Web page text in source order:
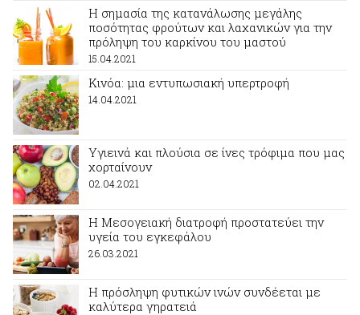
Η σημασία της κατανάλωσης μεγάλης
ποσότητας φρούτων και λαχανικών για την
πρόληψη του καρκίνου του μαστού
15.04.2021
Κινόα: μια εντυπωσιακή υπερτροφή
14.04.2021
Υγιεινά και πλούσια σε ίνες τρόφιμα που μας
χορταίνουν
02.04.2021
Η Μεσογειακή διατροφή προστατεύει την
υγεία του εγκεφάλου
26.03.2021
Η πρόσληψη φυτικών ινών συνδέεται με
καλύτερα γηρατειά